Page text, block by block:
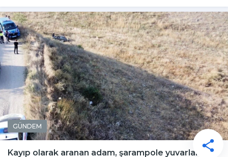
GÜNDEM
Kayıp olarak aranan adam, şarampole yuvarlanan